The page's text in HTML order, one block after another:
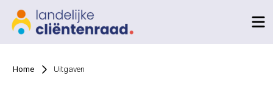
Home Uitgaven